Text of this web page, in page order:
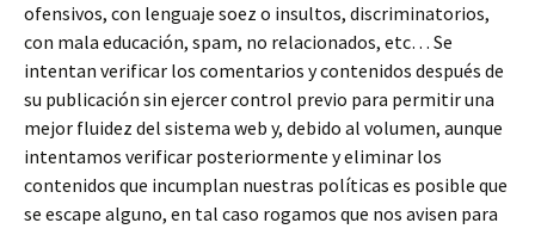
ofensivos, con lenguaje soez o insultos, discriminatorios,
con mala educación, spam, no relacionados, etc… Se
intentan verificar los comentarios y contenidos después de
su publicación sin ejercer control previo para permitir una
mejor fluidez del sistema web y, debido al volumen, aunque
intentamos verificar posteriormente y eliminar los
contenidos que incumplan nuestras políticas es posible que
se escape alguno, en tal caso rogamos que nos avisen para